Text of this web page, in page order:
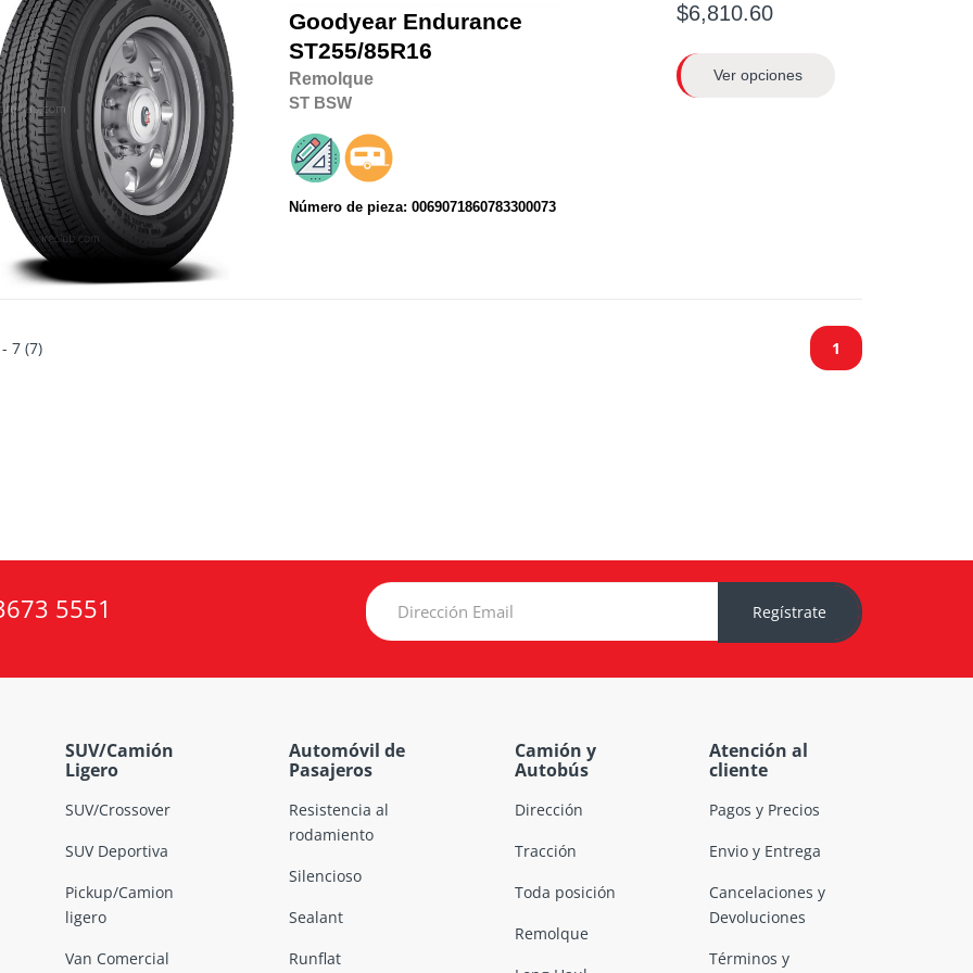
Goodyear Endurance
ST255/85R16
Remolque
ST BSW
Número de pieza: 0069071860783300073
$6,810.60
Ver opciones
7 (7) 1
5551 Regístrate
SUV/Camión
Ligero
SUV/Crossover
SUV Deportiva
Pickup/Camion
ligero
Van Comercial
Automóvil de
Pasajeros
Resistencia al
rodamiento
Silencioso
Sealant
Runflat
Camión y
Autobús
Dirección
Tracción
Toda posición
Remolque
Atención al
cliente
Pagos y Precios
Envio y Entrega
Cancelaciones y
Devoluciones
Términos y